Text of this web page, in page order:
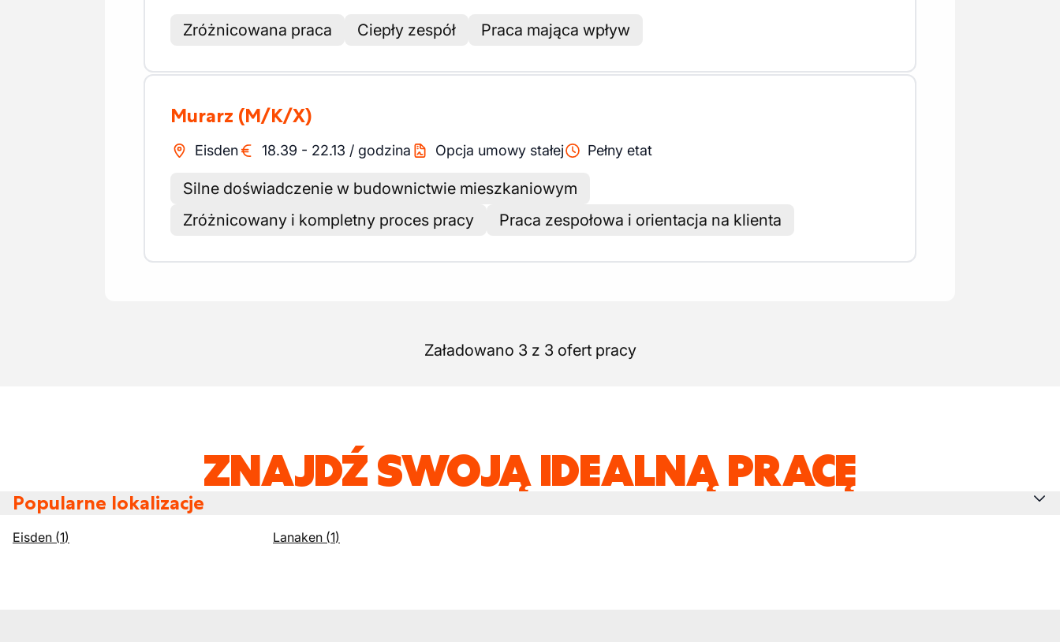
Zróżnicowana praca Ciepły zespół Praca mająca wpływ
Murarz (M/K/X)
Eisden 18.39 - 22.13 / godzina Opcja umowy stałej Pełny etat
Silne doświadczenie w budownictwie mieszkaniowym
Zróżnicowany i kompletny proces pracy
Praca zespołowa i orientacja na klienta
Załadowano 3 z 3 ofert pracy
ZNAJDŹ SWOJĄ IDEALNĄ PRACĘ
Popularne lokalizacje
Eisden (1) Lanaken (1)